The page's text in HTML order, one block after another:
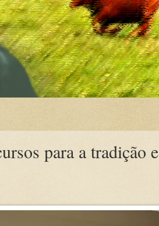
para a tradição e